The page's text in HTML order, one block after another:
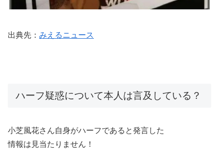
出典先： みえるニュース
ハーフ疑惑について本人は言及している？
小芝風花さん自身がハーフであると発言した
情報は見当たりません！